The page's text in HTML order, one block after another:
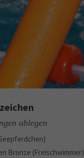
ablegen
Bronze (Freischwimmer)